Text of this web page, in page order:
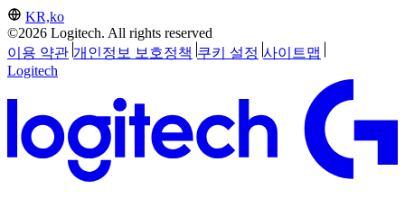
KR,ko
©2026 Logitech. All rights reserved
이용 약관 개인정보 보호정책 쿠키 설정 사이트맵
Logitech